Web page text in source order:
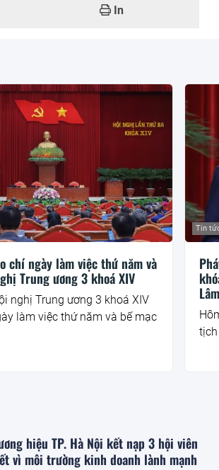
In
chí ngày làm việc thứ năm và
Trung ương 3 khoá XIV
nghị Trung ương 3 khoá XIV
làm việc thứ năm và bế mạc
Tin
Lâm
tịch
hiệu TP. Hà Nội kết nạp 3 hội viên
vì môi trường kinh doanh lành mạnh